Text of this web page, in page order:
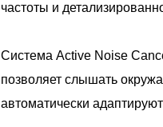
частоты и
Система Active Noise
позволяет слышать
автоматически